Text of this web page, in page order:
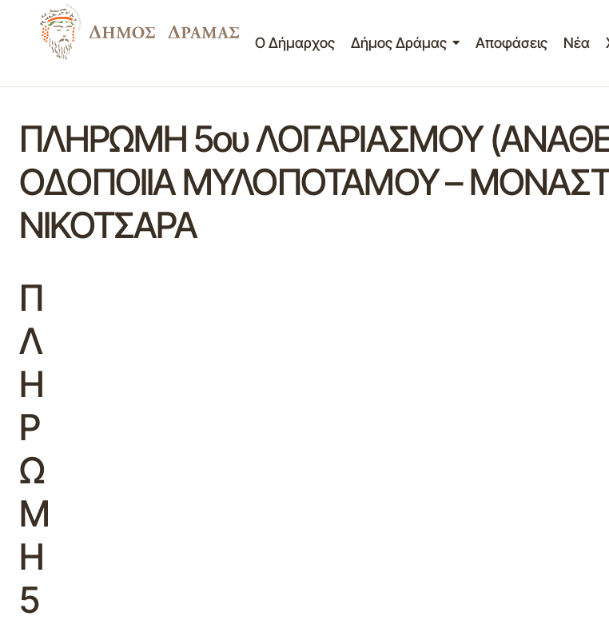
Ο Δήμαρχος Δήμος Δράμας Αποφάσεις Νέα
ΠΛΗΡΩΜΗ 5ου ΛΟΓΑΡΙΑΣΜΟΥ
ΟΔΟΠΟΙΙΑ ΜΥΛΟΠΟΤΑΜΟΥ –
ΝΙΚΟΤΣΑΡΑ
Π
Λ
Η
Ρ
Ω
Μ
Η
5